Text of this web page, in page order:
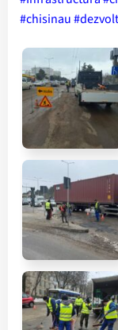
#chisinau